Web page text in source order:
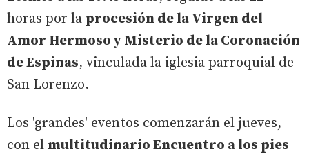
horas por la procesión de la Virgen del
Amor Hermoso y Misterio de la Coronación
de Espinas, vinculada la iglesia parroquial de
San Lorenzo.
Los 'grandes' eventos comenzarán el jueves,
con el multitudinario Encuentro a los pies